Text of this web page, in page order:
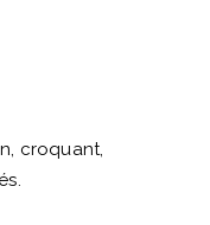
croquant,